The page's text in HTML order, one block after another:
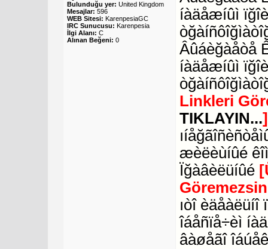
Bulunduğu yer: United Kingdom
Mesajlar: 596
WEB Sitesi: KarenpesiaGC
IRC Sunucusu: Karenpesia
İlgi Alanı: C
Alınan Beğeni: 0
íàäåæíûì
Âûáèğàåòå
íàäåæíûì
Linkleri
TIKLAYIN...]
æèëèùíûé
Ïğàâèëüíûé
ıòî
îáåñïå÷èì
âàøåãî